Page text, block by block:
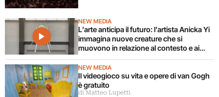
NEW MEDIA
L’arte anticipa il futuro: l’artista Anicka Yi
immagina nuove creature che si
muovono in relazione al contesto e ai
corpi circostanti
NEW MEDIA
Il videogioco su vita e opere di van Gogh
è gratuito
di Matteo Lupetti